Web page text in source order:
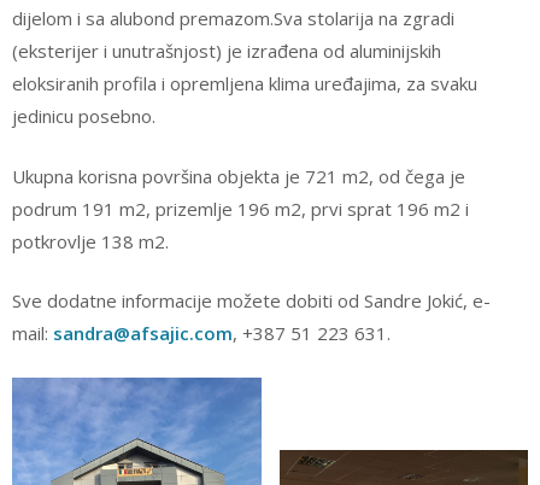
dijelom i sa alubond premazom.Sva stolarija na zgradi
(eksterijer i unutrašnjost) je izrađena od aluminijskih
eloksiranih profila i opremljena klima uređajima, za svaku
jedinicu posebno.
Ukupna korisna površina objekta je 721 m2, od čega je
podrum 191 m2, prizemlje 196 m2, prvi sprat 196 m2 i
potkrovlje 138 m2.
Sve dodatne informacije možete dobiti od Sandre Jokić, e-
mail: sandra@afsajic.com, +387 51 223 631.